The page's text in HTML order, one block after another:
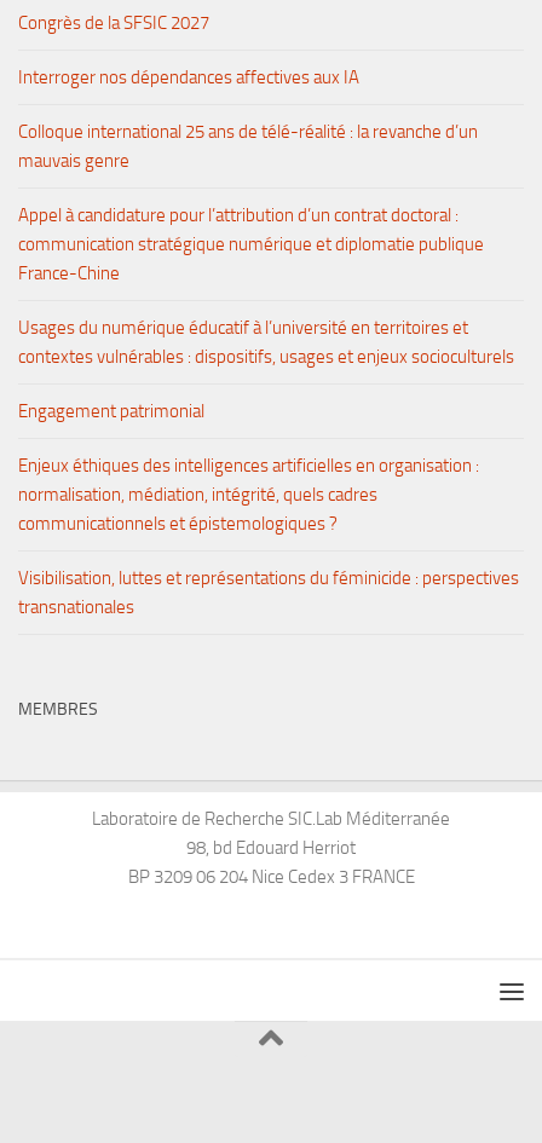
Congrès de la SFSIC 2027
Interroger nos dépendances affectives aux IA
Colloque international 25 ans de télé-réalité : la revanche d’un
mauvais genre
Appel à candidature pour l’attribution d’un contrat doctoral :
communication stratégique numérique et diplomatie publique
France-Chine
Usages du numérique éducatif à l’université en territoires et
contextes vulnérables : dispositifs, usages et enjeux socioculturels
Engagement patrimonial
Enjeux éthiques des intelligences artificielles en organisation :
normalisation, médiation, intégrité, quels cadres
communicationnels et épistemologiques ?
Visibilisation, luttes et représentations du féminicide : perspectives
transnationales
MEMBRES
Laboratoire de Recherche SIC.Lab Méditerranée
98, bd Edouard Herriot
BP 3209 06 204 Nice Cedex 3 FRANCE